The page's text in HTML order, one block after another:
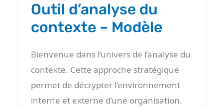
Outil d’analyse du
contexte – Modèle
Bienvenue dans l’univers de l’analyse du
contexte. Cette approche stratégique
permet de décrypter l’environnement
interne et externe d’une organisation.